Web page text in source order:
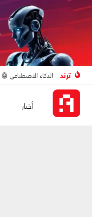
ترند الذكاء الاصطناعي 🤖
أخبار